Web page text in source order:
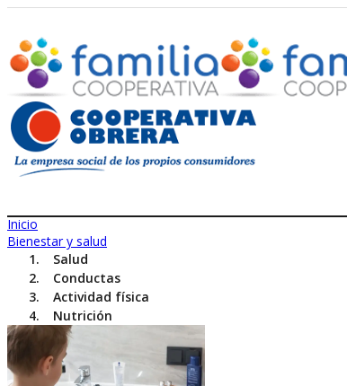
Inicio
Bienestar y salud
Salud
Conductas
Actividad física
Nutrición